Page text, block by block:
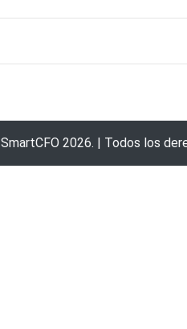
SmartCFO 2026. | Todos los